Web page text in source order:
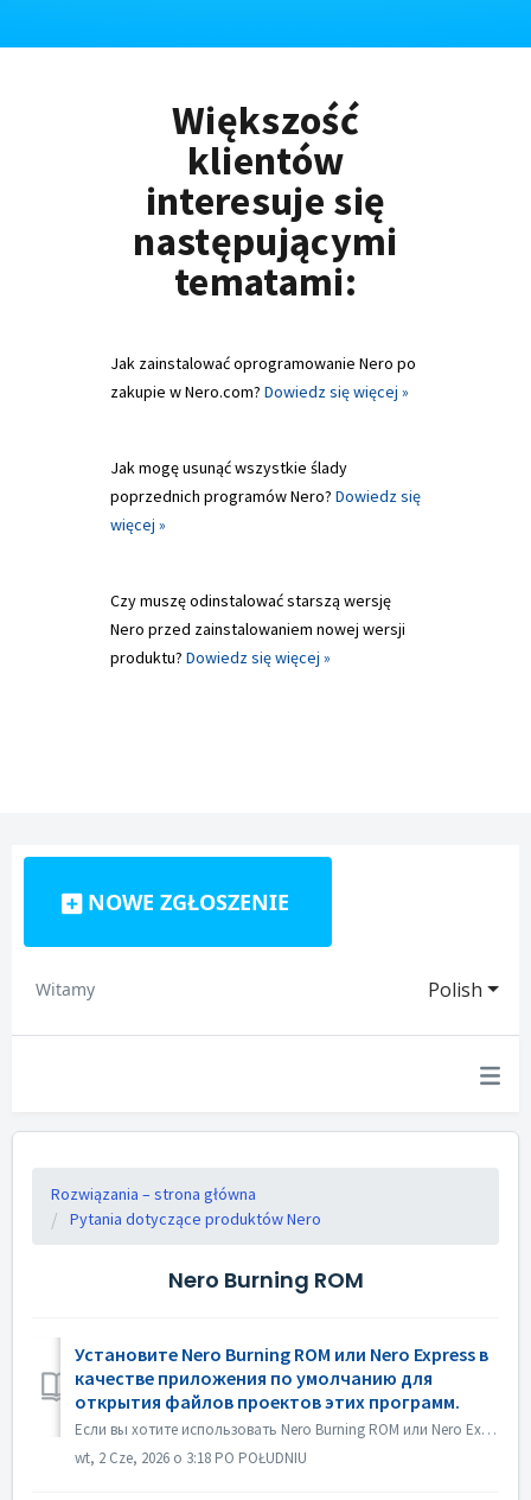
Większość
klientów
interesuje się
następującymi
tematami:
Jak zainstalować oprogramowanie Nero po
zakupie w Nero.com? Dowiedz się więcej »
Jak mogę usunąć wszystkie ślady
poprzednich programów Nero? Dowiedz się
więcej »
Czy muszę odinstalować starszą wersję
Nero przed zainstalowaniem nowej wersji
produktu? Dowiedz się więcej »
NOWE ZGŁOSZENIE
Polish
Witamy
Rozwiązania – strona główna
Pytania dotyczące produktów Nero
Nero Burning ROM
Установите Nero Burning ROM или Nero Express в
качестве приложения по умолчанию для
открытия файлов проектов этих программ.
Если вы хотите использовать Nero Burning ROM или Nero Express в качестве приложения по умолчанию для открытия файлов проектов Nero Burning ROM или проектов ...
wt, 2 Cze, 2026 o 3:18 PO POŁUDNIU